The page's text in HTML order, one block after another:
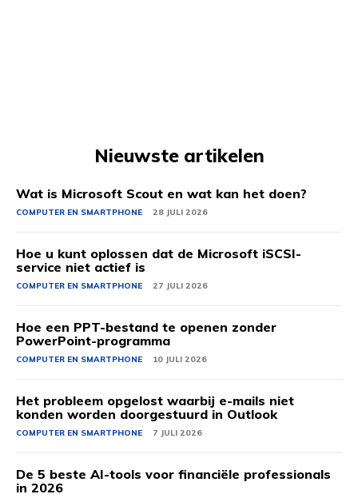
Nieuwste artikelen
Wat is Microsoft Scout en wat kan het doen?
COMPUTER EN SMARTPHONE 28 JULI 2026
Hoe u kunt oplossen dat de Microsoft iSCSI-
service niet actief is
COMPUTER EN SMARTPHONE 27 JULI 2026
Hoe een PPT-bestand te openen zonder
PowerPoint-programma
COMPUTER EN SMARTPHONE 10 JULI 2026
Het probleem opgelost waarbij e-mails niet
konden worden doorgestuurd in Outlook
COMPUTER EN SMARTPHONE 7 JULI 2026
De 5 beste AI-tools voor financiële professionals
in 2026